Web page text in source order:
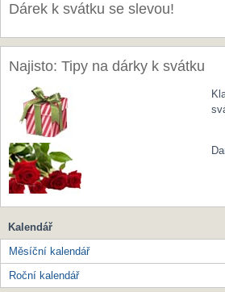
Dárek k svátku se slevou!
Najisto: Tipy na dárky k svátku
Kalendář
Měsíční kalendář
Roční kalendář